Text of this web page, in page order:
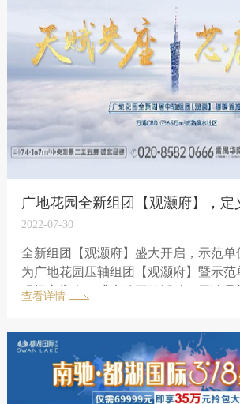
2022-07-30
全新组团【观灏府】盛大开启，示范
为广地花园压轴组团【观灏府】暨示范
现场亦举办了盛大的开放活动。无论是
对两个户型的评价都非常高。
查看详情